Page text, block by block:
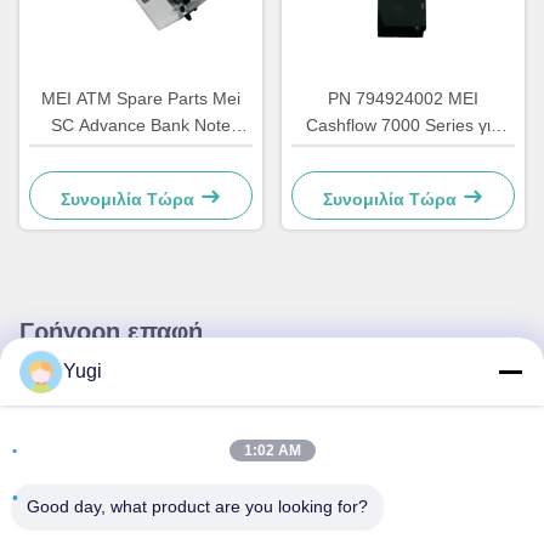
MEI ATM Spare Parts Mei
SC Advance Bank Note
Cassette 1200 Note Cash
Box 252219009 Pusher
Stacker Plate MEI Cassette
Stacker Base for ATM Kiosk
Συνομιλία Τώρα
PN 794924002 MEI
Cashflow 7000 Series για
ΑΤΜ, Περίπτερα Ποτών και
Σνακ, Αυτόματους Πωλητές
CF7472 Αλλαγέας Κερμάτων
Cashflow
Συνομιλία Τώρα
Γρήγορη επαφή
Διεύθυνση
Xingye EastRoad, Shunjiang Community Industrial Park,
Yugi
1:02 AM
Good day, what product are you looking for?